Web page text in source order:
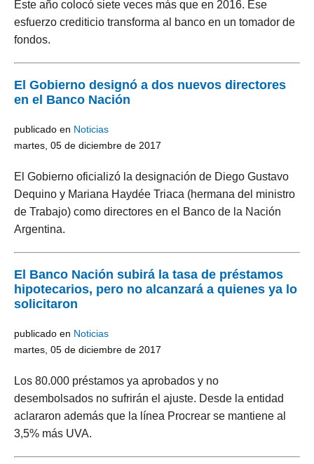
Este año colocó siete veces más que en 2016. Ese
esfuerzo crediticio transforma al banco en un tomador de
fondos.
El Gobierno designó a dos nuevos directores
en el Banco Nación
publicado en Noticias
martes, 05 de diciembre de 2017
El Gobierno oficializó la designación de Diego Gustavo
Dequino y Mariana Haydée Triaca (hermana del ministro
de Trabajo) como directores en el Banco de la Nación
Argentina.
El Banco Nación subirá la tasa de préstamos
hipotecarios, pero no alcanzará a quienes ya lo
solicitaron
publicado en Noticias
martes, 05 de diciembre de 2017
Los 80.000 préstamos ya aprobados y no
desembolsados no sufrirán el ajuste. Desde la entidad
aclararon además que la línea Procrear se mantiene al
3,5% más UVA.